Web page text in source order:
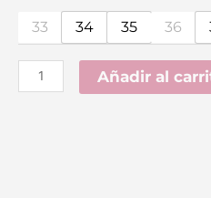
33 34 35 36
Zapatillas
Basic
Altas
Blanco
Añadir al